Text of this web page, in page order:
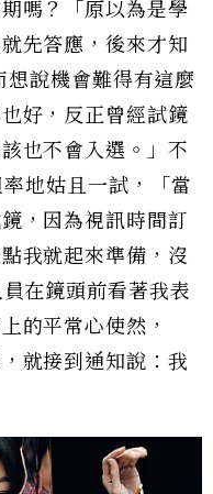
嗎？「原以為是學
先答應，後來才知
說機會難得有這麼
好，反正曾經試鏡
也不會入選。」不
地姑且一試，「當
，因為視訊時間訂
我就起來準備，沒
在鏡頭前看著我表
的平常心使然，
就接到通知說：我